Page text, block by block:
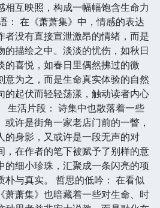
相互映照，构成一幅幅饱含生命力
： 在《萧萧集》中，情感的表达
者没有直接宣泄激昂的情绪，而是
的描绘之中。淡淡的忧伤，如秋日
的喜悦，如春日里偶然拂过的微
意为之，而是生命真实体验的自然
的起伏而轻轻荡漾，触动读者内心
生活片段： 诗集中也散落着一些
许是街角一家老店门前的一瞥，
的身影，又或许是一段无声的对
，在作者的笔下被赋予了别样的意
的细小珍珠，汇聚成一条闪亮的项
朴与真实。 哲思的低吟： 在看似
萧萧集》也暗藏着一些对生命、时